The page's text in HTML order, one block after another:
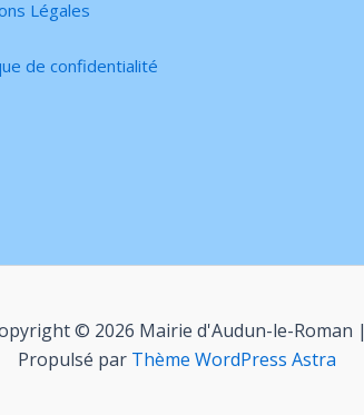
Légales
de confidentialité
© 2026 Mairie d'Audun-le-Roman |
Propulsé par Thème WordPress Astra